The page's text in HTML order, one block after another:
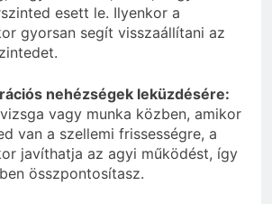
esett le. Ilyenkor a
gyorsan segít visszaállítani az
nehézségek leküzdésére:
vagy munka közben, amikor
van a szellemi frissességre, a
javíthatja az agyi működést, így
összpontosítasz.